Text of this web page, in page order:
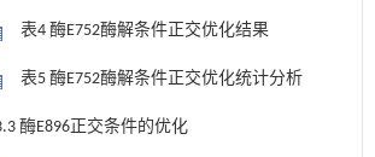
表4 酶E752酶解条件正交优化结果
表5 酶E752酶解条件正交优化统计分析
酶E896正交条件的优化